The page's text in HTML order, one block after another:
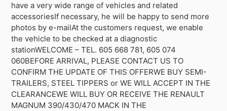
have a very wide range of vehicles and related
accessoriesIf necessary, he will be happy to send more
photos by e-mailAt the customers request, we enable
the vehicle to be checked at a diagnostic
stationWELCOME – TEL. 605 668 781, 605 074
060BEFORE ARRIVAL, PLEASE CONTACT US TO
CONFIRM THE UPDATE OF THIS OFFERWE BUY SEMI-
TRAILERS, STEEL TIPPERS or WE WILL ACCEPT IN THE
CLEARANCEWE WILL BUY OR RECEIVE THE RENAULT
MAGNUM 390/430/470 MACK IN THE